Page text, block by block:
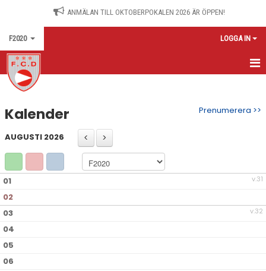
ANMÄLAN TILL OKTOBERPOKALEN 2026 ÄR ÖPPEN!
F2020 LOGGA IN
HEM
KALENDER
KONTAKT
Prenumerera >>
Kalender
AUGUSTI 2026
v.31
01
02
v.32
03
04
05
06